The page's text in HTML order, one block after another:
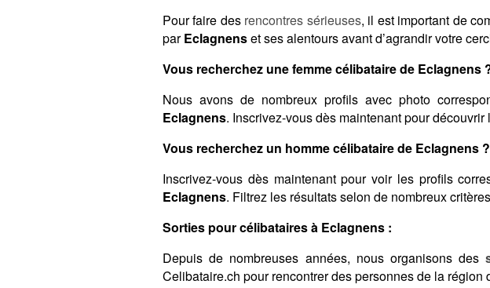
Pour faire des rencontres sérieuses, il est important de
parEclagnenset ses alentours avant d’agrandir votre
Vous recherchez une femme célibataire de Eclagnens
Nous avons de nombreux profils avec photo
Eclagnens. Inscrivez-vous dès maintenant pour
Vous recherchez un homme célibataire de Eclagnens ?
Inscrivez-vous dès maintenant pour voir les profils
Eclagnens. Filtrez les résultats selon de nombreux
Sorties pour célibataires à Eclagnens :
Depuis de nombreuses années, nous organisons des
Celibataire.ch pour rencontrer des personnes de la région